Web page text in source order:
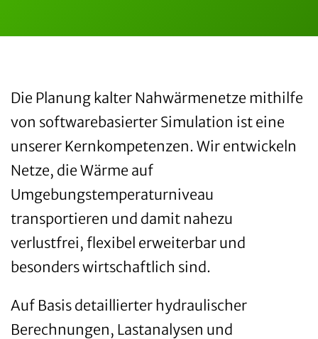
Die Planung kalter Nahwärmenetze mithilfe
von softwarebasierter Simulation ist eine
unserer Kernkompetenzen. Wir entwickeln
Netze, die Wärme auf
Umgebungstemperaturniveau
transportieren und damit nahezu
verlustfrei, flexibel erweiterbar und
besonders wirtschaftlich sind.
Auf Basis detaillierter hydraulischer
Berechnungen, Lastanalysen und